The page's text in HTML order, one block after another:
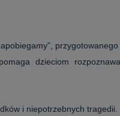
przygotowanego
dzieciom
i niepotrzebnych tragedii.